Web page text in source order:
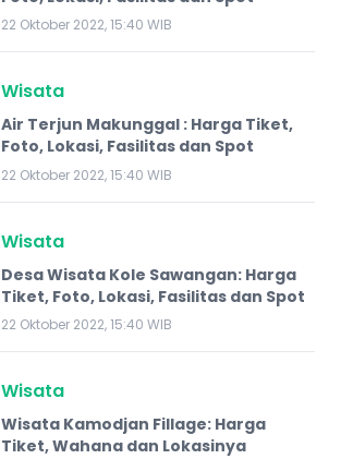
22 Oktober 2022, 15:40 WIB
Wisata
Air Terjun Makunggal : Harga Tiket,
Foto, Lokasi, Fasilitas dan Spot
22 Oktober 2022, 15:40 WIB
Wisata
Desa Wisata Kole Sawangan: Harga
Tiket, Foto, Lokasi, Fasilitas dan Spot
22 Oktober 2022, 15:40 WIB
Wisata
Wisata Kamodjan Fillage: Harga
Tiket, Wahana dan Lokasinya